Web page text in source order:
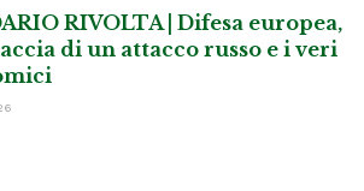
RIVOLTA | Difesa europea,
di un attacco russo e i veri